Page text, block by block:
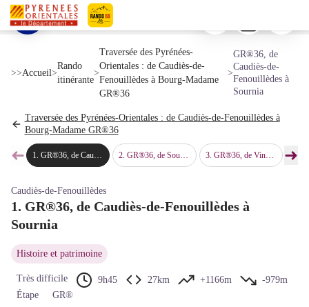
Pyrénées-Orientales Le Département
GR®36, de Caudiès-de-Fenouillèdes à Sournia
Voir l'image en plein écran
>>Accueil>
Rando
itinérante
>
Traversée des Pyrénées-
Orientales : de Caudiès-de-
Fenouillèdes à Bourg-Madame
GR®36
>
GR®36, de
Caudiès-de-
Fenouillèdes à
Sournia
Traversée des Pyrénées-Orientales : de Caudiès-de-Fenouillèdes à
Bourg-Madame GR®36
➜Étape précédente
1. GR®36, de Caudiès-de-Fenouillèdes à Sournia 2.GR®36, de Sournia à Vinça 3. GR®36, de Vinça à Baillestavy 4.
➜
Caudiès-de-Fenouillèdes
1. GR®36, de Caudiès-de-Fenouillèdes à
Sournia
Histoire et patrimoine
Très difficile 9h45 27km +1166m
-979m
Étape
GR®